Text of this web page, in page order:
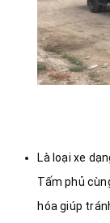
Là loại xe
Tấm phủ
hóa giúp